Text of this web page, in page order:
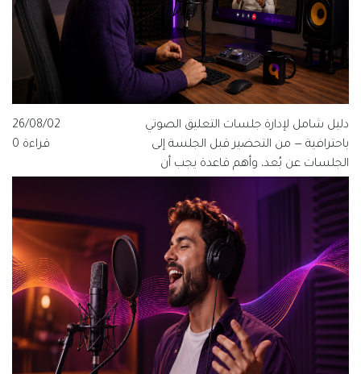
دليل شامل لإدارة جلسات التعليق الصوتي
باحترافية — من التحضير قبل الجلسة إلى
الجلسات عن بُعد، وأهم قاعدة يجب أن
يعرفها كل مخرج ومنتج وفنان صوت.
26/08/02
قراءة 0